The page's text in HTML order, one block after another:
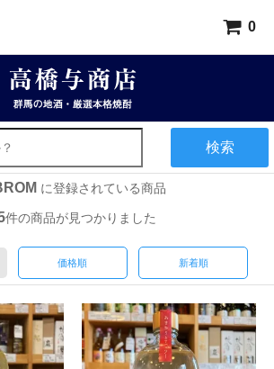
0
検索
に登録されている商品
件の商品が見つかりました
価格順 新着順